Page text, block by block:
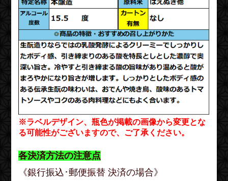
※ラベルデザイン、瓶色が掲載の画像から変更とな
る可能性がございますので、ご了承ください。
各決済方法の注意点
《銀行振込･郵便振替 決済の場合》